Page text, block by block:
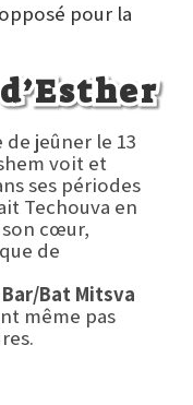
pour la
de jeûner le 13
voit et
ses périodes
Techouva en
cœur,
de
Bar/Bat Mitsva
même pas